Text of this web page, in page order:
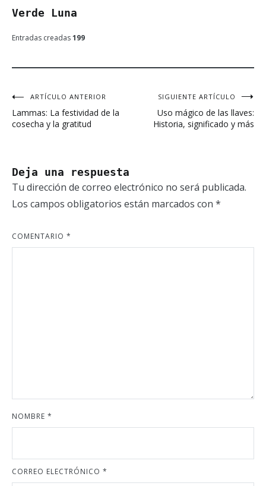
Verde Luna
Entradas creadas199
Navegación
de
ARTÍCULO ANTERIOR
Lammas: La festividad de la
cosecha y la gratitud
SIGUIENTE ARTÍCULO
Uso mágico de las llaves:
Historia, significado y más
Deja una respuesta
Tu dirección de correo electrónico no será publicada.
Los campos obligatorios están marcados con *
COMENTARIO *
NOMBRE *
CORREO ELECTRÓNICO *